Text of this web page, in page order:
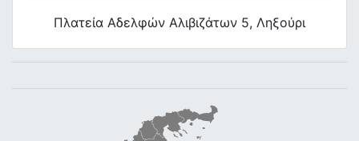
Πλατεία Αδελφών Αλιβιζάτων 5, Ληξούρι